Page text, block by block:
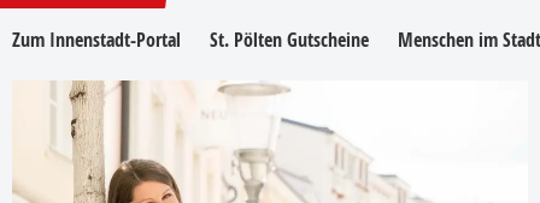
Zum Innenstadt-Portal St. Pölten Gutscheine Menschen im